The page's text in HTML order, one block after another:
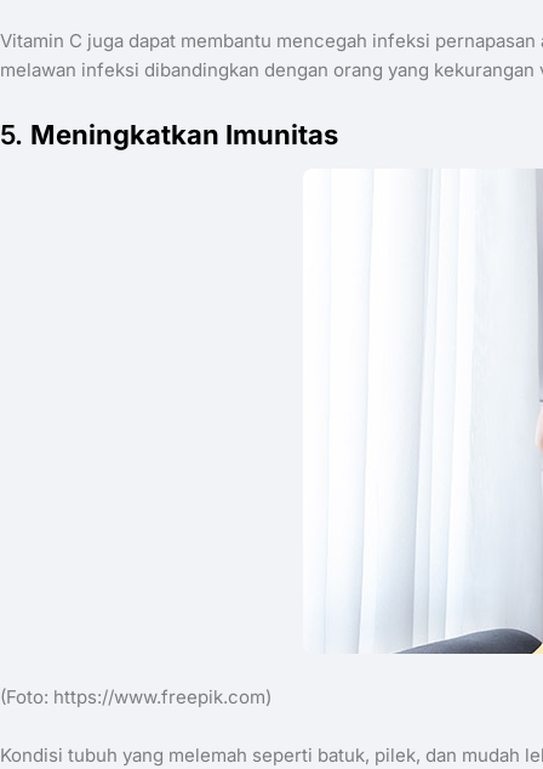
Vitamin C juga dapat membantu mencegah infeksi
melawan infeksi dibandingkan dengan orang yang kekurangan
​5. Meningkatkan Imunitas
(Foto: ​https://www.freepik.com)
Kondisi tubuh yang melemah seperti batuk, pilek, dan mudah